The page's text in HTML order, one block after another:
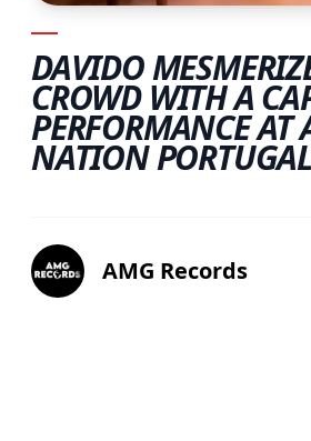
DAVIDO
CROWD WITH A
PERFORMANCE AT
NATION PORTUGAL
AMG Records